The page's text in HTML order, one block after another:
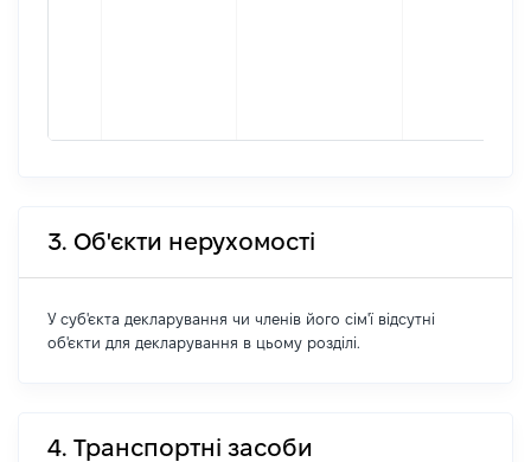
3. Об'єкти нерухомості
У суб'єкта декларування чи членів його сім'ї відсутні
об'єкти для декларування в цьому розділі.
4. Транспортні засоби